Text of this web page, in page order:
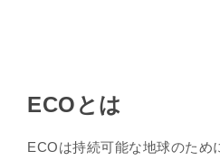
ECOとは
ECOは持続可能な地球のため